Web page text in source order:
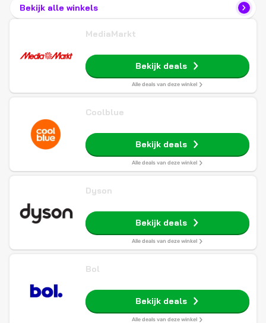
Bekijk alle winkels
MediaMarkt
Bekijk deals
Alle deals van deze winkel
Coolblue
Bekijk deals
Alle deals van deze winkel
Dyson
Bekijk deals
Alle deals van deze winkel
Bol
Bekijk deals
Alle deals van deze winkel